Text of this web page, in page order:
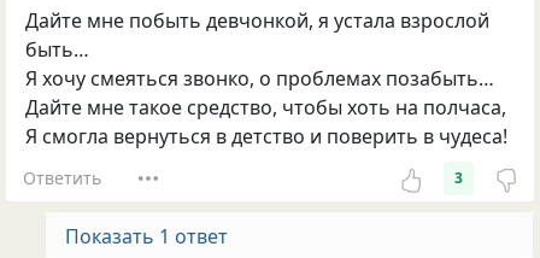
Дайте мне побыть девчонкой, я устала взрослой
быть…
Я хочу смеяться звонко, о проблемах позабыть…
Дайте мне такое средство, чтобы хоть на полчаса,
Я смогла вернуться в детство и поверить в чудеса!
Ответить 3
Показать 1 ответ